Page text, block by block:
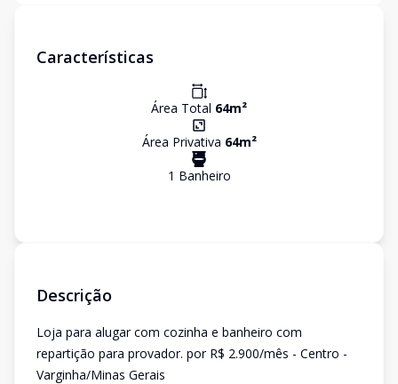
Características
Área Total 64m²
Área Privativa 64m²
1 Banheiro
Descrição
Loja para alugar com cozinha e banheiro com
repartição para provador. por R$ 2.900/mês - Centro -
Varginha/Minas Gerais